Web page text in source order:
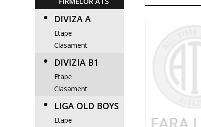
DIVIZA A
Etape
Clasament
DIVIZIA B1
Etape
Clasament
LIGA OLD BOYS
Etape